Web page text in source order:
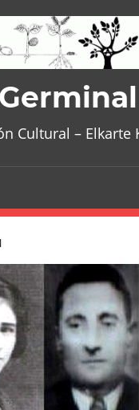
Germinal
Cultural – Elkarte